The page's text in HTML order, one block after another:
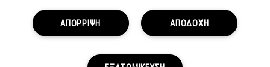
PRIVACY POLICY
TERMS & CONDITIONS
TERMS OF SALE
COUNTERFEIT EDUCATION
ΑΠΟΔΟΧΗ
ΑΠΟΡΡΙΨΗ